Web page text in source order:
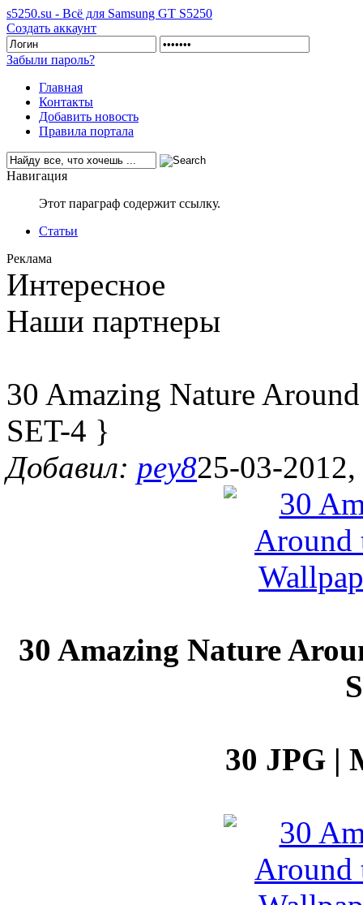
s5250.su - Всё для Samsung GT S5250
Создать аккаунт
Забыли пароль?
Главная
Контакты
Добавить новость
Правила портала
Навигация
Этот параграф содержит ссылку.
Статьи
Реклама
Интересное
Наши партнеры
30 Amazing Nature
SET-4 }
Добавил: pey825-03-
30 Amazing Nature
30 JPG |